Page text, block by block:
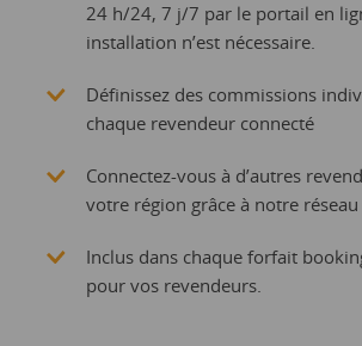
24 h/24, 7 j/7 par le portail en
installation n’est nécessaire.
Définissez des commissions
chaque revendeur connecté
Connectez-vous à d’autres
votre région grâce à notre réseau
Inclus dans chaque forfait
pour vos revendeurs.